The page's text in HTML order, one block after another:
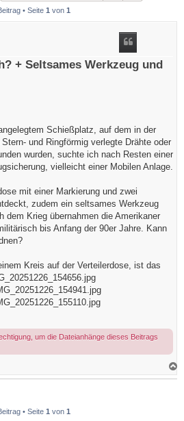
• Seite 1 von 1
+ Seltsames Werkzeug und
Schießplatz, auf dem in der
und Ringförmig verlegte Drähte oder
wurden, suchte ich nach Resten einer
vielleicht einer Mobilen Anlage.
mit einer Markierung und zwei
zudem ein seltsames Werkzeug
dem Krieg übernahmen die Amerikaner
bis Anfang der 90er Jahre. Kann
Kreis auf der Verteilerdose, ist das
um die Dateianhänge dieses Beitrags
• Seite 1 von 1